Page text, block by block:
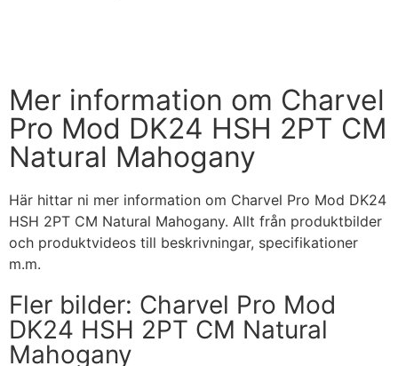
Mer information om Charvel
Pro Mod DK24 HSH 2PT CM
Natural Mahogany
Här hittar ni mer information om Charvel Pro Mod DK24
HSH 2PT CM Natural Mahogany. Allt från produktbilder
och produktvideos till beskrivningar, specifikationer
m.m.
Fler bilder: Charvel Pro Mod
DK24 HSH 2PT CM Natural
Mahogany